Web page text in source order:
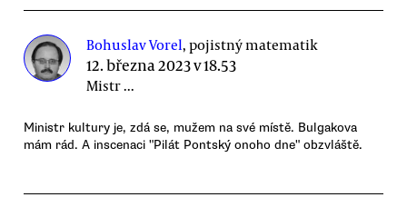
Bohuslav Vorel, pojistný matematik
12. března 2023 v 18.53
Mistr ...
Ministr kultury je, zdá se, mužem na své místě. Bulgakova
mám rád. A inscenaci "Pilát Pontský onoho dne" obzvláště.